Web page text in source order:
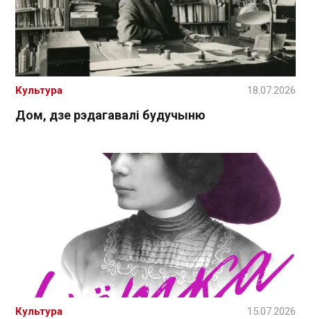
Дом, дзе рэдагавалі будучыню
Культура 18.07.2026
Культура 15.07.2026